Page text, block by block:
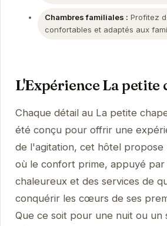
Chambres familiales : Profitez
confortables et adaptés aux
L'Expérience La petite
Chaque détail au La petite
été conçu pour offrir une
de l'agitation, cet hôtel propose
où le confort prime, appuyé par
chaleureux et des services de
conquérir les cœurs de ses
Que ce soit pour une nuit ou un